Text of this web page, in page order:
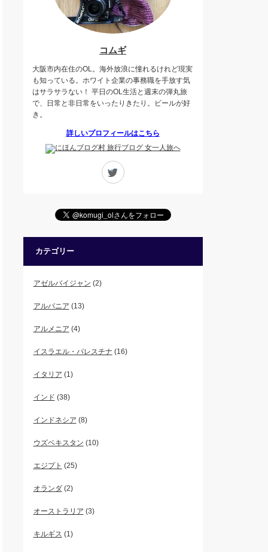
コムギ
大阪市内在住のOL。海外放浪に憧れるけれど現実
も知っている。ホワイト企業の事務職を手放す気
はサラサラない！ 平日のOL生活と週末の弾丸旅
で、日常と非日常をいったりきたり。ビールが好
き。
詳しいプロフィールはこちら
カテゴリー
アゼルバイジャン (2)
アルバニア (13)
アルメニア (4)
イスラエル・パレスチナ (16)
イタリア (1)
インド (38)
インドネシア (8)
ウズベキスタン (10)
エジプト (25)
オランダ(2)
オーストラリア (3)
キルギス (1)